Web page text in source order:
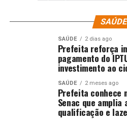
SAÚDE 2 dias ago
Prefeita reforça
pagamento do
investimento ao
SAÚDE 2 meses ago
Prefeita conhece
Senac que amplia
qualificação e